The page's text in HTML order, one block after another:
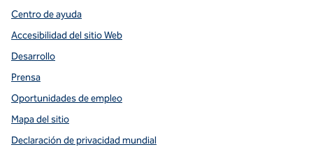
Centro de ayuda
Accesibilidad del sitio Web
Desarrollo
Prensa
Oportunidades de empleo
Mapa del sitio
Declaración de privacidad mundial